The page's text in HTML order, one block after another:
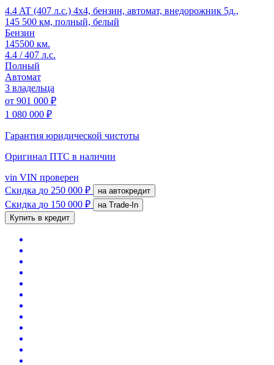
4.4 AT (407 л.с.) 4x4, бензин, автомат, внедорожник 5д.,
145 500 км, полный, белый
Бензин
145500 км.
4.4 / 407 л.с.
Полный
Автомат
3 владельца
от 901 000 ₽
1 080 000 ₽
Гарантия юридической чистоты
Оригинал ПТС в наличии
vin VIN проверен
Скидка до 250 000 ₽ на автокредит
Скидка до 150 000 ₽
на Trade-In
Купить в кредит